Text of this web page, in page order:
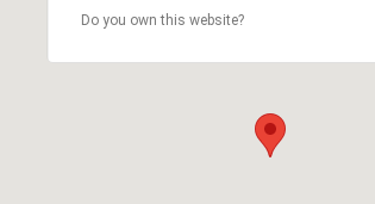
Do you own this website?